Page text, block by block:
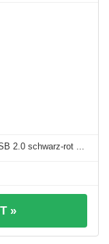
2.0 schwarz-rot ...
»